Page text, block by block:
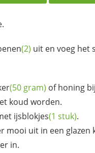
(2) uit en voeg het
(50 gram) of honing
koud worden.
ijsblokjes(1 stuk).
mooi uit in een glazen
in.